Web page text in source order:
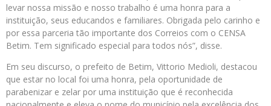
levar nossa missão e nosso trabalho é uma honra para a
instituição, seus educandos e familiares. Obrigada pelo carinho e
por essa parceria tão importante dos Correios com o CENSA
Betim. Tem significado especial para todos nós”, disse.
Em seu discurso, o prefeito de Betim, Vittorio Medioli, destacou
que estar no local foi uma honra, pela oportunidade de
parabenizar e zelar por uma instituição que é reconhecida